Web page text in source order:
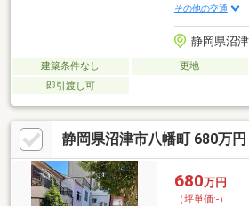
その他の交通
静岡県沼
建築条件なし 更地
即引渡し可
静岡県沼津市八幡町 680万円
680万円
（坪単価:-）